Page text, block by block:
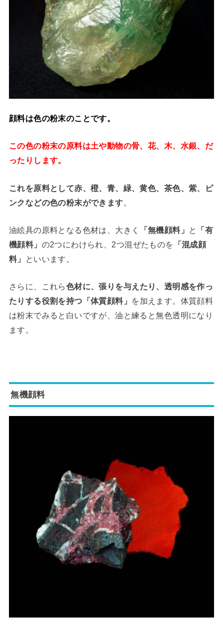
顔料は色の粉末のことです。
この色の粉末の原料は土や動物の骨、花、木、水銀、だ
ったりします。
これを原料として赤、橙、青、緑、黄色、茶色、紫、ピ
ンクなどの色の粉末ができます。
油絵具の原料となる色材は、大きく 「無機顔料」 と
「有
機顔料」 の2つにわけられ、2つ混ぜたものを 「混成顔
料」
といいます。
さらに、これら色材に、張りを与えたり、透明感を作っ
たりする役割を持つ「体質顔料」
を加えます。体質顔料
は粉末でみると白いですが、油と練ると無色透明になり
ます。
無機顔料